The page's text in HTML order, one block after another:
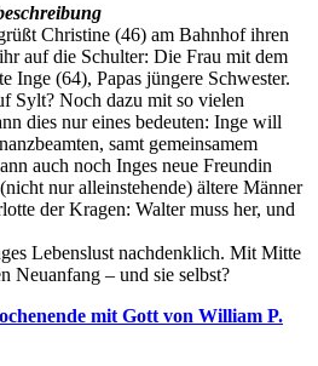
Christine (46) am Bahnhof ihren
auf die Schulter: Die Frau mit dem
Inge (64), Papas jüngere Schwester.
Sylt? Noch dazu mit so vielen
dies nur eines bedeuten: Inge will
samt gemeinsamem
auch noch Inges neue Freundin
nur alleinstehende) ältere Männer
der Kragen: Walter muss her, und
Lebenslust nachdenklich. Mit Mitte
Neuanfang – und sie selbst?
mit Gott von William P.